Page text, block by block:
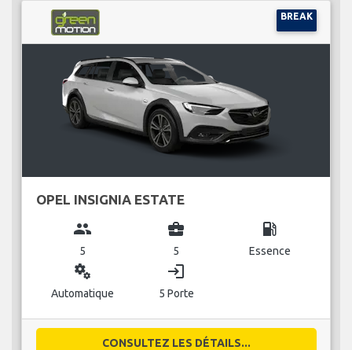
BREAK
OPEL INSIGNIA ESTATE
group
5
business_center
5
local_gas_station
Essence
miscellaneous_services
Automatique
login
5 Porte
CONSULTEZ LES DÉTAILS...